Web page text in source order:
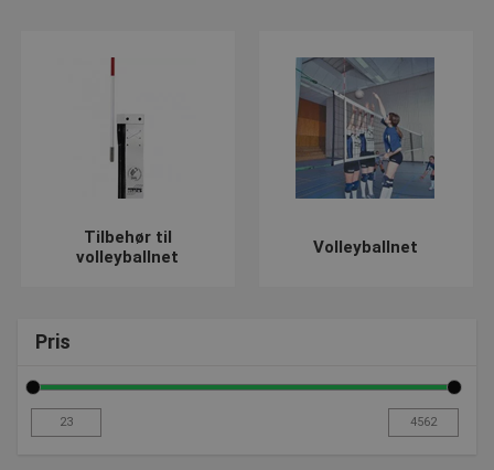
Tilbehør til
volleyballnet
Volleyballnet
Pris